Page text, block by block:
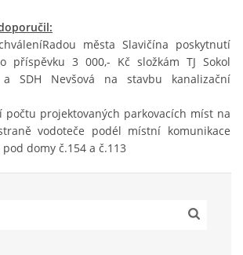
města Slavičína poskytnutí
příspěvku 3 000,- Kč složkám TJ Sokol
a SDH Nevšová na stavbu kanalizační
projektovaných parkovacích míst na
vodoteče podél místní komunikace
pod domy č.154 a č.113